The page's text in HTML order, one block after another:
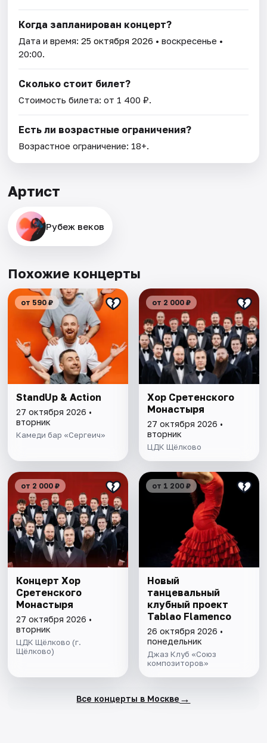
Когда запланирован концерт?
Дата и время:25 октября 2026 • воскресенье •
20:00.
Сколько стоит билет?
Стоимость билета: от 1 400 ₽.
Есть ли возрастные ограничения?
Возрастное ограничение: 18+.
Артист
Рубеж веков
Похожие концерты
от 590 ₽
StandUp & Action
27 октября 2026 •
вторник
Камеди бар «Сергеич»
от 2 000 ₽
Хор Сретенского
Монастыря
27 октября 2026 •
вторник
ЦДК Щёлково
от 2 000 ₽
Концерт Хор
Сретенского
Монастыря
27 октября 2026 •
вторник
ЦДК Щёлково (г.
Щёлково)
от 1 200 ₽
Новый
танцевальный
клубный проект
Tablao Flamenсo
26 октября 2026 •
понедельник
Джаз Клуб «Союз
композиторов»
Все концерты в Москве →